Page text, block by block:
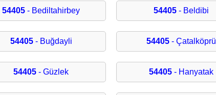
54405 - Bediltahirbey 54405- Beldibi
54405- Buğdayli 54405- Çatalköprü
54405 - Güzlek 54405- Hanyatak